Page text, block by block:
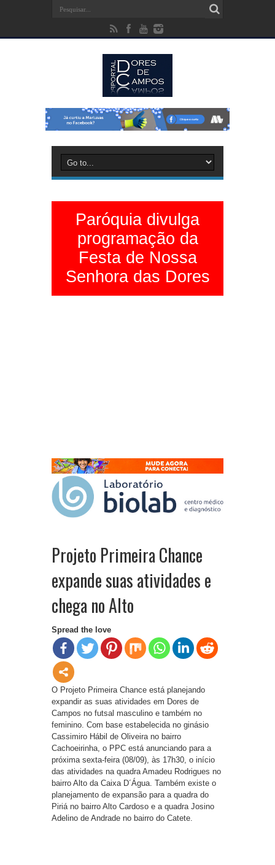
Paróquia divulga
programação da
Festa de Nossa
Senhora das Dores
Projeto Primeira Chance
expande suas atividades e
chega no Alto
Spread the love
O Projeto Primeira Chance está planejando
expandir as suas atividades em Dores de
Campos no futsal masculino e também no
feminino. Com base estabelecida no ginásio
Cassimiro Hábil de Oliveira no bairro
Cachoeirinha, o PPC está anunciando para a
próxima sexta-feira (08/09), às 17h30, o início
das atividades na quadra Amadeu Rodrigues no
bairro Alto da Caixa D´Água. Também existe o
planejamento de expansão para a quadra do
Piriá no bairro Alto Cardoso e a quadra Josino
Adelino de Andrade no bairro do Catete.